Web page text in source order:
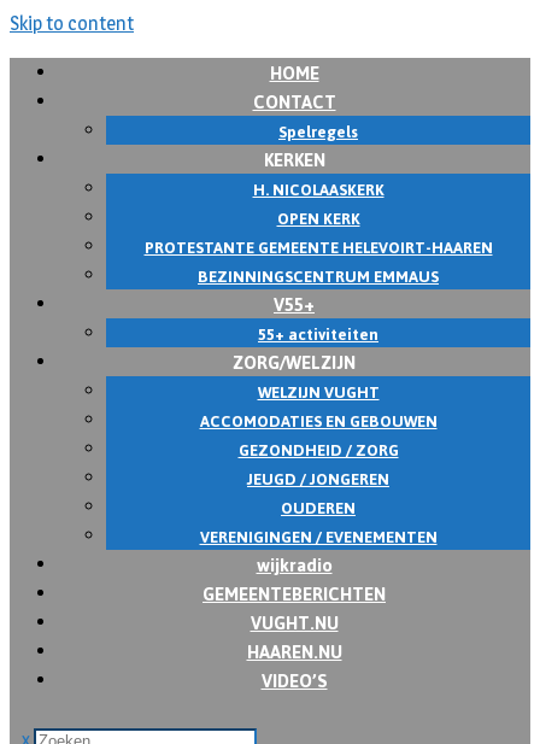
Skip to content
HOME
CONTACT
Spelregels
KERKEN
H. NICOLAASKERK
OPEN KERK
PROTESTANTE GEMEENTE HELEVOIRT-HAAREN
BEZINNINGSCENTRUM EMMAUS
V55+
55+ activiteiten
ZORG/WELZIJN
WELZIJN VUGHT
ACCOMODATIES EN GEBOUWEN
GEZONDHEID / ZORG
JEUGD / JONGEREN
OUDEREN
VERENIGINGEN / EVENEMENTEN
wijkradio
GEMEENTEBERICHTEN
VUGHT.NU
HAAREN.NU
VIDEO’S